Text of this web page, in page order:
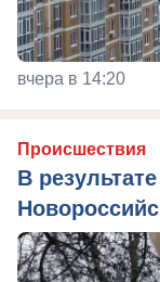
вчера в 14:20
Происшествия
В